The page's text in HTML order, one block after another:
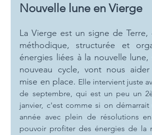
Nouvelle lune en Vierge
La Vierge est un signe de Terre,
méthodique, structurée et
énergies liées à la nouvelle
nouveau cycle, vont nous
mise en place. Elle intervient juste
de septembre, qui est un peu un
janvier, c'est comme si on démarrait
année avec plein de résolutions
pouvoir profiter des énergies de la